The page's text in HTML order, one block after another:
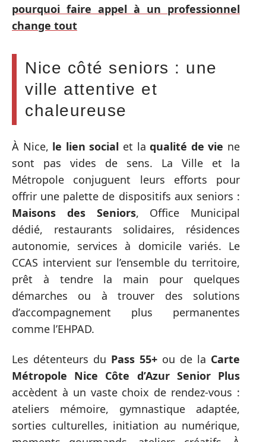
pourquoi faire appel à un professionnel
change tout
Nice côté seniors : une
ville attentive et
chaleureuse
À Nice, le lien social et laqualité de vie ne
sont pas vides de sens. La Ville et la
Métropole conjuguent leurs efforts pour
offrir une palette de dispositifs aux seniors :
Maisons des Seniors, Office Municipal
dédié, restaurants solidaires, résidences
autonomie, services à domicile variés. Le
CCAS intervient sur l’ensemble du territoire,
prêt à tendre la main pour quelques
démarches ou à trouver des solutions
d’accompagnement plus permanentes
comme l’EHPAD.
Les détenteurs du Pass 55+ ou de la Carte
Métropole Nice Côte d’Azur Senior Plus
accèdent à un vaste choix de rendez-vous :
ateliers mémoire, gymnastique adaptée,
sorties culturelles, initiation au numérique,